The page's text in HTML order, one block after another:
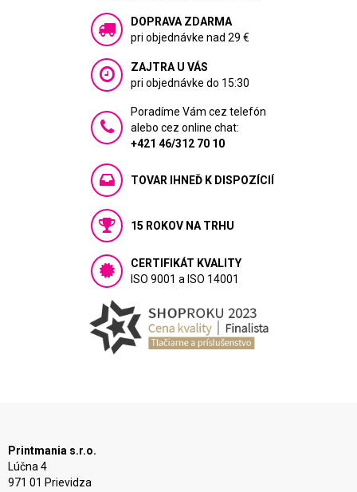
DOPRAVA ZDARMA
pri objednávke nad 29 €
ZAJTRA U VÁS
pri objednávke do 15:30
Poradíme Vám cez telefón
alebo cez online chat:
+421 46/312 70 10
TOVAR IHNEĎ K DISPOZÍCIÍ
15 ROKOV NA TRHU
CERTIFIKÁT KVALITY
ISO 9001 a ISO 14001
Printmania s.r.o.
Lúčna 4
971 01 Prievidza